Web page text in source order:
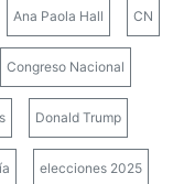
Ana Paola Hall CN
Congreso Nacional
Donald Trump
elecciones 2025